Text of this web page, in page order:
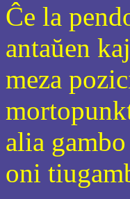
Ĉe la
antaŭen
meza
alia gambo
oni